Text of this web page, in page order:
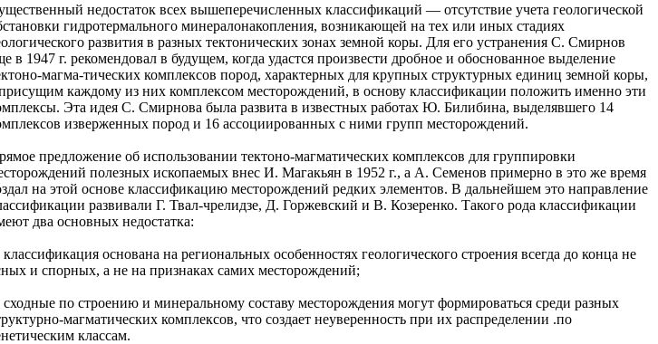
недостаток всех вышеперечисленных классификаций — отсутствие учета геологической
гидротермального минералонакопления, возникающей на тех или иных стадиях
развития в разных тектонических зонах земной коры. Для его устранения С. Смирнов
в 1947 г. рекомендовал в будущем, когда удастся произвести дробное и обоснованное выделение
магма-тических комплексов пород, характерных для крупных структурных единиц земной коры,
каждому из них комплексом месторождений, в основу классификации положить именно эти
Эта идея С. Смирнова была развита в известных работах Ю. Билибина, выделявшего 14
изверженных пород и 16 ассоциированных с ними групп месторождений.
предложение об использовании тектоно-магматических комплексов для группировки
полезных ископаемых внес И. Магакьян в 1952 г., а А. Семенов примерно в это же время
на этой основе классификацию месторождений редких элементов. В дальнейшем это направление
развивали Г. Твал-чрелидзе, Д. Горжевский и В. Козеренко. Такого рода классификации
два основных недостатка:
классификация основана на региональных особенностях геологического строения всегда до конца не
и спорных, а не на признаках самих месторождений;
сходные по строению и минеральному составу месторождения могут формироваться среди разных
магматических комплексов, что создает неуверенность при их распределении .по
классам.